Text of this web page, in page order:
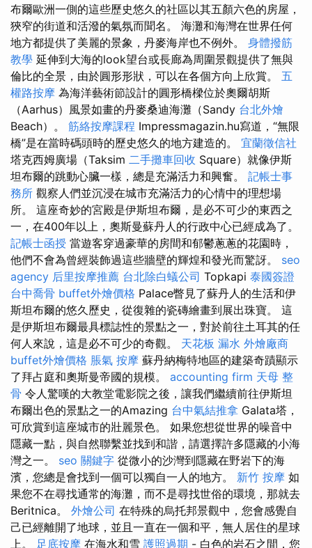
布爾歐洲一側的這些歷史悠久的社區以其五顏六色的房屋，
狹窄的街道和活潑的氣氛而聞名。 海灘和海灣在世界任何
地方都提供了美麗的景象，丹麥海岸也不例外。 身體撥筋
教學 延伸到大海的look望台或長廊為周圍景觀提供了無與
倫比的全景，由於圓形形狀，可以在各個方向上欣賞。 五
權路按摩 為海洋藝術節設計的圓形橋樑位於奧爾胡斯
（Aarhus）風景如畫的丹麥桑迪海灘（Sandy 台北外燴
Beach）。 筋絡按摩課程 Impressmagazin.hu寫道，“無限
橋”是在當時碼頭時的歷史悠久的地方建造的。 宜蘭徵信社
塔克西姆廣場（Taksim 二手攤車回收 Square）就像伊斯
坦布爾的跳動心臟一樣，總是充滿活力和興奮。 記帳士事
務所 觀察人們並沉浸在城市充滿活力的心情中的理想場
所。 這座奇妙的宮殿是伊斯坦布爾，是必不可少的東西之
一，在400年以上，奧斯曼蘇丹人的行政中心已經成為了。
記帳士函授 當遊客穿過豪華的房間和郁鬱蔥蔥的花園時，
他們不會為曾經裝飾過這些牆壁的輝煌和發光而驚訝。 seo
agency 后里按摩推薦 台北除白蟻公司 Topkapi 泰國簽證
台中喬骨 buffet外燴價格 Palace瞥見了蘇丹人的生活和伊
斯坦布爾的悠久歷史，從復雜的瓷磚繪畫到展出珠寶。 這
是伊斯坦布爾最具標誌性的景點之一，對於前往土耳其的任
何人來說，這是必不可少的奇觀。 天花板 漏水 外燴廠商
buffet外燴價格 脹氣 按摩 蘇丹納梅特地區的建築奇蹟顯示
了拜占庭和奧斯曼帝國的規模。 accounting firm 天母 整
骨 令人驚嘆的大教堂電影院之後，讓我們繼續前往伊斯坦
布爾出色的景點之一的Amazing 台中氣結推拿 Galata塔，
可欣賞到這座城市的壯麗景色。 如果您想從世界的噪音中
隱藏一點，與自然聯繫並找到和諧，請選擇許多隱藏的小海
灣之一。 seo 關鍵字 從微小的沙灣到隱藏在野岩下的海
濱，您總是會找到一個可以獨自一人的地方。 新竹 按摩 如
果您不在尋找通常的海灘，而不是尋找世俗的環境，那就去
Beritnica。 外燴公司 在特殊的烏托邦景觀中，您會感覺自
己已經離開了地球，並且一直在一個和平，無人居住的星球
上。 足底按摩 在海水和雪 護照過期 - 白色的岩石之間，您